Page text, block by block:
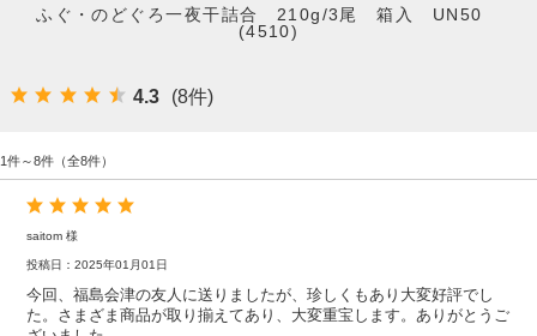
ふぐ・のどぐろ一夜干詰合 210g/3尾 箱入 UN50
(4510)
4.3 (8件)
1件～8件（全8件）
saitom 様
投稿日：2025年01月01日
今回、福島会津の友人に送りましたが、珍しくもあり大変好評でし
た。さまざま商品が取り揃えてあり、大変重宝します。ありがとうご